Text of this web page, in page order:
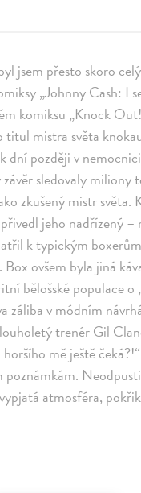
jsem přesto skoro
„Johnny Cash: I
komiksu „Knock
mistra světa
později v
sledovaly
zkušený mistr světa.
přivedl jeho
k typickým
ovšem byla jiná
bělošské populace o
záliba v módním
trenér Gil
mě ještě
poznámkám.
atmosféra,